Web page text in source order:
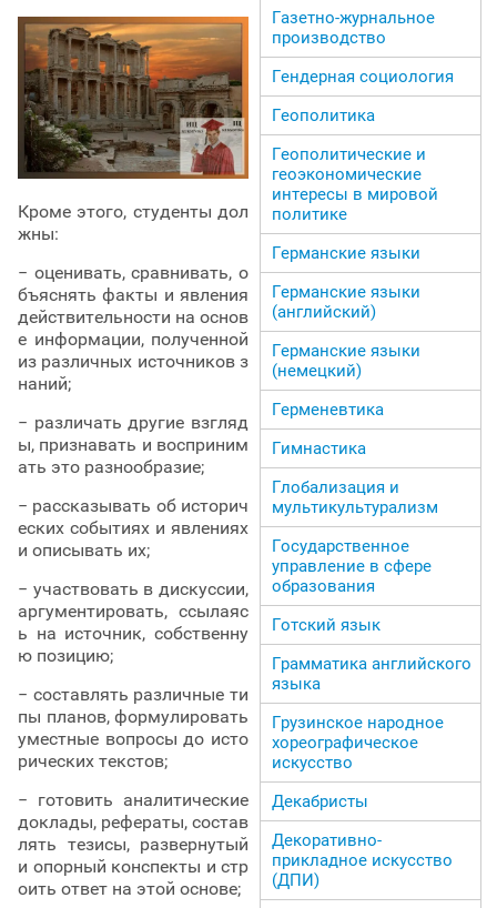
Кроме этого, студенты дол
жны:
− оценивать, сравнивать, о
бъяснять факты и явления
действительности на основ
е информации, полученной
из различных источников з
наний;
− различать другие взгляд
ы, признавать и восприним
ать это разнообразие;
− рассказывать об историч
еских событиях и явлениях
и описывать их;
− участвовать в дискуссии,
аргументировать, ссылаяс
ь на источник, собственну
ю позицию;
− составлять различные ти
пы планов, формулировать
уместные вопросы до исто
рических текстов;
− готовить аналитические
доклады, рефераты, состав
лять тезисы, развернутый
и опорный конспекты и стр
оить ответ на этой основе;
Газетно-журнальное
производство
Гендерная социология
Геополитика
Геополитические и
геоэкономические
интересы в мировой
политике
Германские языки
Германские языки
(английский)
Германские языки
(немецкий)
Герменевтика
Гимнастика
Глобализация и
мультикультурализм
Государственное
управление в сфере
образования
Готский язык
Грамматика английского
языка
Грузинское народное
хореографическое
искусство
Декабристы
Декоративно-
прикладное искусство
(ДПИ)